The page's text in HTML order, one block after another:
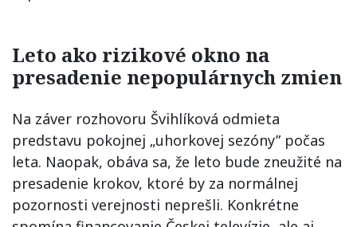
Leto ako rizikové okno na
presadenie nepopulárnych zmien
Na záver rozhovoru Švihlíková odmieta
predstavu pokojnej „uhorkovej sezóny” počas
leta. Naopak, obáva sa, že leto bude zneužité na
presadenie krokov, ktoré by za normálnej
pozornosti verejnosti neprešli. Konkrétne